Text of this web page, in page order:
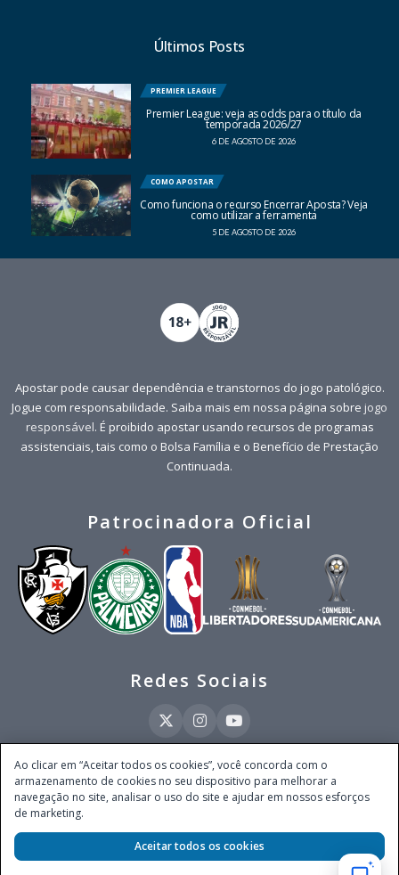
Últimos Posts
PREMIER LEAGUE
Premier League: veja as odds para o título da
temporada 2026/27
6 DE AGOSTO DE 2026
COMO APOSTAR
Como funciona o recurso Encerrar Aposta? Veja
como utilizar a ferramenta
5 DE AGOSTO DE 2026
Apostar pode causar dependência e transtornos do jogo patológico.
Jogue com responsabilidade. Saiba mais em nossa página sobre jogo
responsável. É proibido apostar usando recursos de programas
assistenciais, tais como o Bolsa Família e o Benefício de Prestação
Continuada.
Patrocinadora Oficial
Redes Sociais
Este site é operado pela Ventmear Brasil LTDA (CNPJ 52.868.380/0001-84), com
endereço na Avenida Brigadeiro Faria Lima, nº 4.055, 3º andar, Itaim Bibi, no
Município de São Paulo, Estado de São Paulo, CEP 04538-133, Brasil - empresa
Secretaria de Prêmios e Apostas do Ministério da Fazenda, conforme Portaria nº
247, de 07.02.2025, publicada no DOU em 11.2.2025.
Ao clicar em “Aceitar todos os cookies”, você concorda com o
armazenamento de cookies no seu dispositivo para melhorar a
navegação no site, analisar o uso do site e ajudar em nossos esforços
de marketing.
Aceitar todos os cookies